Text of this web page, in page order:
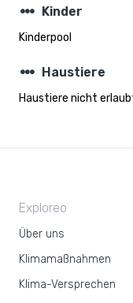
steppers Kinder
Kinderpool
steppers Haustiere
Haustiere nicht
Exploreo
Über uns
Klimamaßnahmen
Klima-Versprechen